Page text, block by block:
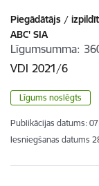
Piegādātājs /
ABC' SIA
Līgumsumma
VDI 2021/6
Līgums noslēgts
Publikācijas datums:
Iesniegšanas datums